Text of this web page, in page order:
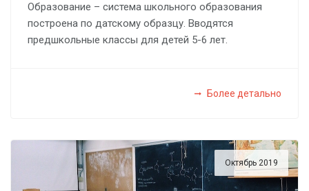
Образование – система школьного образования
построена по датскому образцу. Вводятся
предшкольные классы для детей 5-6 лет.
Более детально
Октябрь 2019